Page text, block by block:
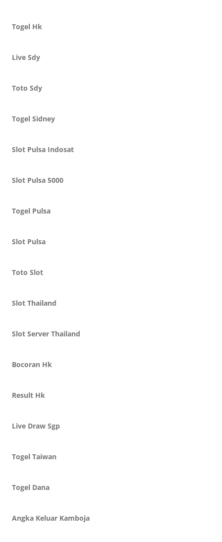
Togel Hk
Live Sdy
Toto Sdy
Togel Sidney
Slot Pulsa Indosat
Slot Pulsa 5000
Togel Pulsa
Slot Pulsa
Toto Slot
Slot Thailand
Slot Server Thailand
Bocoran Hk
Result Hk
Live Draw Sgp
Togel Taiwan
Togel Dana
Angka Keluar Kamboja